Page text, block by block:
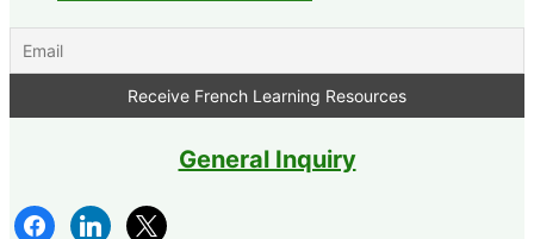
General Inquiry
facebooklinkedin
x